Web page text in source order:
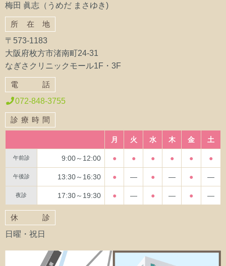
梅田 眞志（うめだ まさゆき)
所在地
〒573-1183
大阪府枚方市渚南町24-31
なぎさクリニックモール1F・3F
電話
072-848-3755
診療時間
月 火 水 木 金 土
午前診 9:00～12:00 ● ● ● ● ● ●
午後診 13:30～16:30 ● ― ● ― ● ―
夜診 17:30～19:30 ● ― ● ― ● ―
休診
日曜・祝日